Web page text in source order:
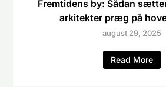
Fremtidens by: Sådan
arkitekter præg på
august 29, 2025
Read More